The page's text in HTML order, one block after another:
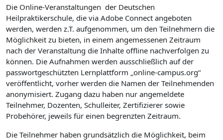
Die Online-Veranstaltungen der Deutschen
Heilpraktikerschule, die via Adobe Connect angeboten
werden, werden z.T. aufgenommen, um den Teilnehmern die
Möglichkeit zu bieten, in einem angemessenen Zeitraum
nach der Veranstaltung die Inhalte offline nachverfolgen zu
können. Die Aufnahmen werden ausschließlich auf der
passwortgeschützten Lernplattform „online-campus.org“
veröffentlicht, vorher werden die Namen der Teilnehmenden
anonymisiert. Zugang dazu haben nur angemeldete
Teilnehmer, Dozenten, Schulleiter, Zertifizierer sowie
Probehörer, jeweils für einen begrenzten Zeitraum.
Die Teilnehmer haben grundsätzlich die Möglichkeit, beim